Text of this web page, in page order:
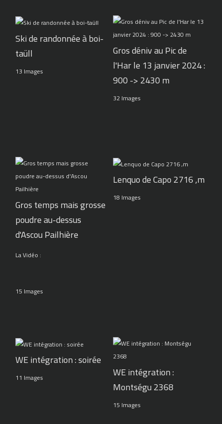
Ski de randonnée à boi-
taüll
13 Images
Gros déniv au Pic de
l'Har le 13 janvier 2024 :
900 -> 2430 m
32 Images
Gros temps mais grosse
poudre au-dessus
d'Ascou Pailhière
La Vidéo :
15 Images
Lenquo de Capo 2716 ,m
18 Images
WE intégration : soirée
11 Images
WE intégration :
Montségu 2368
15 Images